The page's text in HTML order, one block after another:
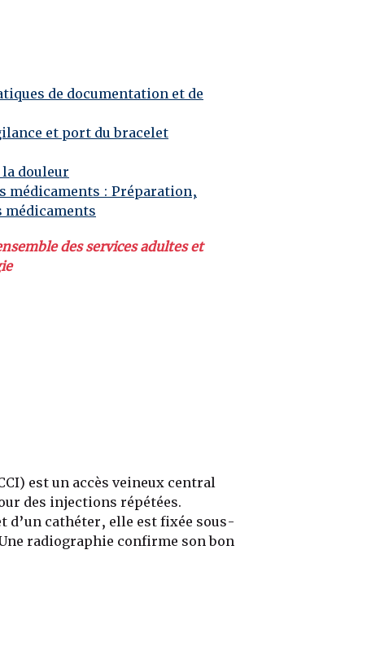
de documentation et de
et port du bracelet
douleur
médicaments : Préparation,
des services adultes et
est un accès veineux central
des injections répétées.
d’un cathéter, elle est fixée sous-
radiographie confirme son bon